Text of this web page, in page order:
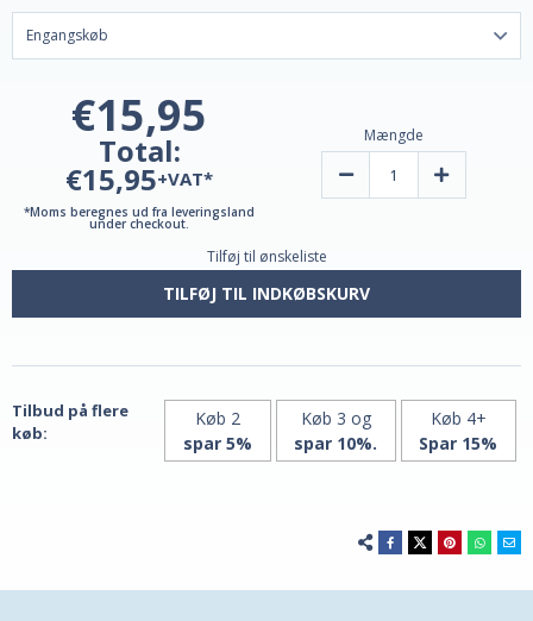
€15,95
Total:
€15,95+VAT*
*Moms beregnes ud fra leveringsland
under checkout.
Mængde
Reducer
fra
Lemuria
Øg
fra
Tilføj til ønskeliste
TILFØJ TIL INDKØBSKURV
Tilbud på flere
køb:
Køb 2
spar 5%
Køb 3 og
spar 10%.
Køb 4+
Spar 15%